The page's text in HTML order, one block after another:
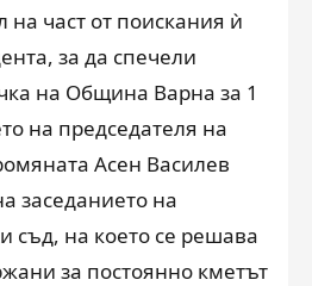
на част от поискания ѝ
за да спечели
на Община Варна за 1
на председателя на
Асен Василев
заседанието на
съд, на което се решава
за постоянно кметът